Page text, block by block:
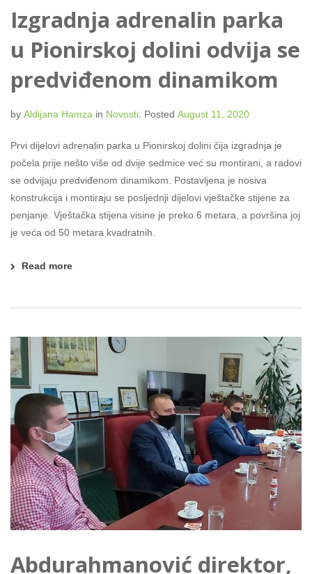
Izgradnja adrenalin parka
u Pionirskoj dolini odvija se
predviđenom dinamikom
by Aldijana Hamza in Novosti Posted August 11, 2020
Prvi dijelovi adrenalin parka u Pionirskoj dolini čija izgradnja je
počela prije nešto više od dvije sedmice već su montirani, a radovi
se odvijaju predviđenom dinamikom. Postavljena je nosiva
konstrukcija i montiraju se posljednji dijelovi vještačke stijene za
penjanje. Vještačka stijena visine je preko 6 metara, a površina joj
je veća od 50 metara kvadratnih.
Read more
Abdurahmanović direktor,